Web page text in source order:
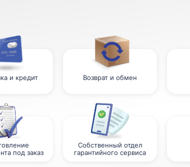
и кредит Возврат и обмен
под заказ
Собственный отдел
гарантийного сервиса